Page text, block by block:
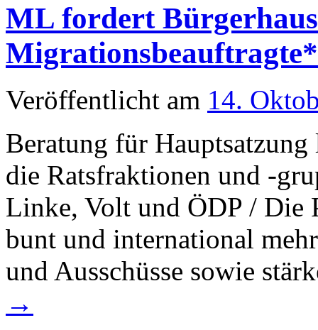
ML fordert
Veröffentlicht am 14.
Beratung für
die Ratsfraktionen und -
Linke, Volt und ÖDP / Die
bunt und international
und Ausschüsse sowie
→